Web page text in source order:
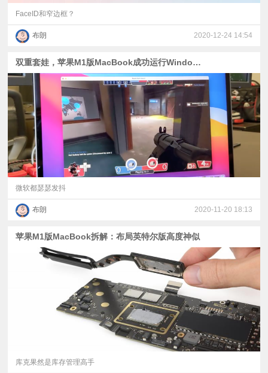
FaceID和窄边框？
布朗 2020-12-24 14:54
双重套娃，苹果M1版MacBook成功运行Windows游戏
微软都瑟瑟发抖
布朗 2020-11-20 18:13
苹果M1版MacBook拆解：布局英特尔版高度神似
库克果然是库存管理高手